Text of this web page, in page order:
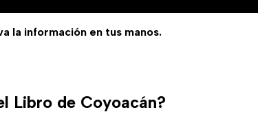
la información en tus manos.
Libro de Coyoacán?